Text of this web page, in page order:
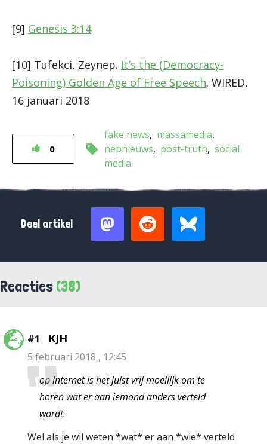
[9] Genesis 3:14
[10] Tufekci, Zeynep. It’s the (Democracy-
Poisoning) Golden Age of Free Speech. WIRED,
16 januari 2018
0
fake news
massamedia
nepnieuws
post-truth social
media
Deel artikel
Reacties (38)
#1 KJH
5 februari 2018 , 12:45
op internet is het juist vrij moeilijk om te
horen wat er aan iemand anders verteld
wordt.
Wel als je wil weten *wat* er aan *wie* verteld